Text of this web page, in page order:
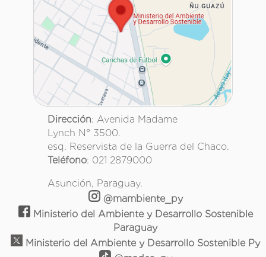
Dirección: Avenida Madame
Lynch N° 3500.
esq. Reservista de la Guerra del Chaco.
Teléfono: 021 2879000
Asunción, Paraguay.
@mambiente_py
Ministerio del Ambiente y Desarrollo Sostenible
Paraguay
Ministerio del Ambiente y Desarrollo Sostenible Py